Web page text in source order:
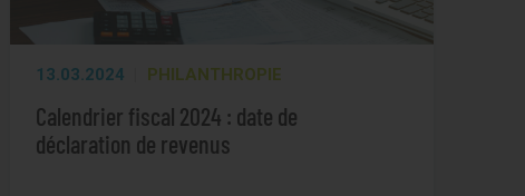
13.03.2024 PHILANTHROPIE
Calendrier fiscal 2024 : date de
déclaration de revenus